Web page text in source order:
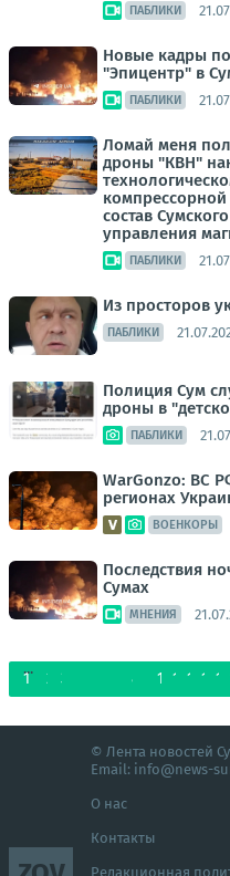
ПАБЛИКИ
Новые кадры
"Эпицентр" в
ПАБЛИКИ
Ломай меня
дроны "КВН"
состав
управления
ПАБЛИКИ
Из просторов
ПАБЛИКИ
Полиция Сум
дроны в
ПАБЛИКИ
WarGonzo: ВС
регионах
ВОЕНКОРЫ
Последствия
Сумах
МНЕНИЯ
1
...
2 3 8 1011 12 13 14
© Лента новостей
Email: info@news-
О нас
Контакты
Редакционная